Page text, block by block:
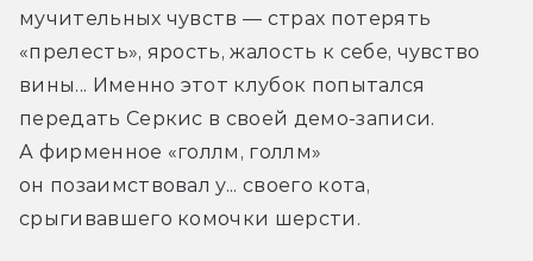
мучительных чувств — страх потерять
«прелесть», ярость, жалость к себе, чувство
вины... Именно этот клубок попытался
передать Серкис в своей демо-записи.
А фирменное «голлм, голлм»
он позаимствовал у... своего кота,
срыгивавшего комочки шерсти.